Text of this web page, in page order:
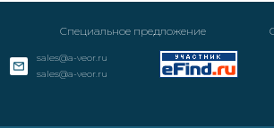
Специальное предложение
sales@a-veor.ru
sales@a-veor.ru